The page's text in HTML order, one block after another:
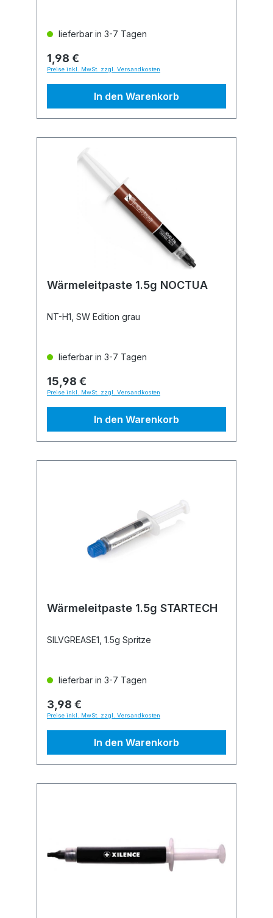
lieferbar in 3-7 Tagen
1,98 €
Preise inkl. MwSt. zzgl. Versandkosten
In den Warenkorb
Wärmeleitpaste 1.5g NOCTUA
NT-H1, SW Edition grau
lieferbar in 3-7 Tagen
15,98 €
Preise inkl. MwSt. zzgl. Versandkosten
In den Warenkorb
Wärmeleitpaste 1.5g STARTECH
SILVGREASE1, 1.5g Spritze
lieferbar in 3-7 Tagen
3,98 €
Preise inkl. MwSt. zzgl. Versandkosten
In den Warenkorb